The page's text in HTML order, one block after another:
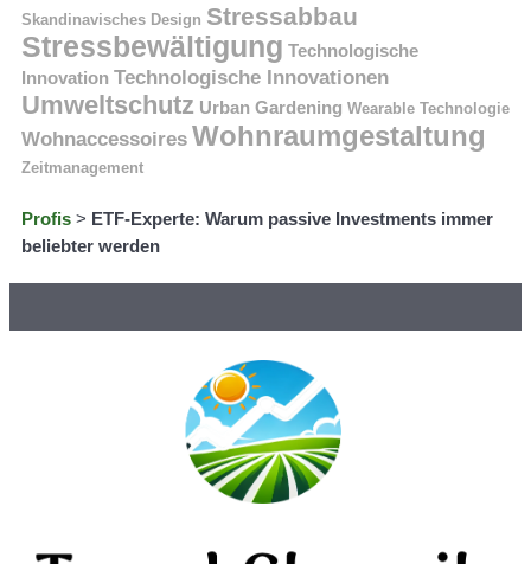
Skandinavisches Design Stressabbau
Stressbewältigung Technologische
Innovation Technologische Innovationen
Umweltschutz Urban Gardening Wearable Technologie
Wohnaccessoires Wohnraumgestaltung
Zeitmanagement
Profis > ETF-Experte: Warum passive Investments immer
beliebter werden